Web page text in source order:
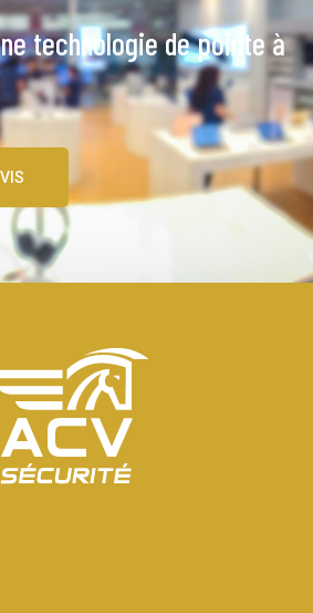
technologie de pointe à